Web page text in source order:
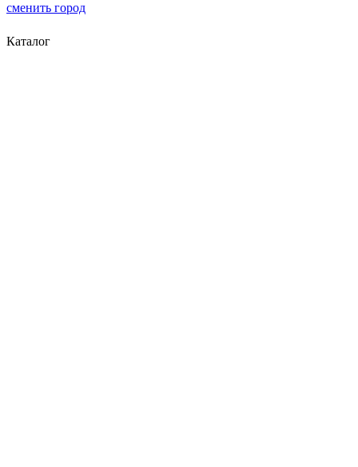
сменить город
Каталог